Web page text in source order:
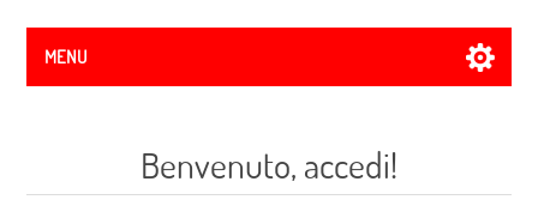
MENU
Benvenuto, accedi!